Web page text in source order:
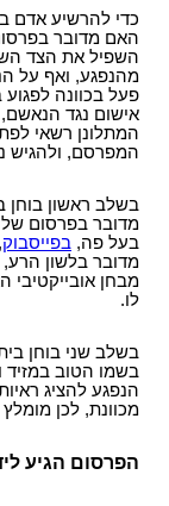
כדי להרשיע אדם
האם מדובר
השפיל את הצד
מהנפגע, ואף על
פעל בכוונה
אישום נגד
המתלונן רשאי
המפרסם, ולהגיש
בשלב ראשון
מדובר בפרסום של
בעל פה, בפייסבוק
מדובר בלשון
מבחן
לו.
בשלב שני בוחן
בשמו הטוב במזיד
הנפגע להציג
מכוונת, לכן
הפרסום הגיע